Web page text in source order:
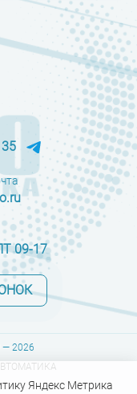
09-17
2026
Яндекс Метрика